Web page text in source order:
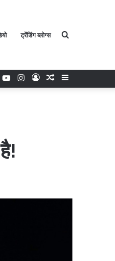
ट्रेंडिंग ब्लोग्स Search
Random
Log
Instagram
YouTube
Twitter